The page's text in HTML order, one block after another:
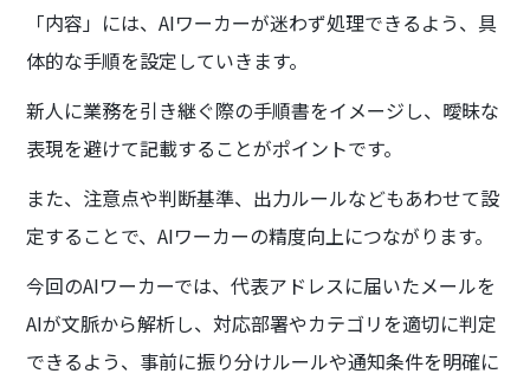
「内容」には、AIワーカーが迷わず処理できるよう、具
体的な手順を設定していきます。
新人に業務を引き継ぐ際の手順書をイメージし、曖昧な
表現を避けて記載することがポイントです。
また、注意点や判断基準、出力ルールなどもあわせて設
定することで、AIワーカーの精度向上につながります。
今回のAIワーカーでは、代表アドレスに届いたメールを
AIが文脈から解析し、対応部署やカテゴリを適切に判定
できるよう、事前に振り分けルールや通知条件を明確に